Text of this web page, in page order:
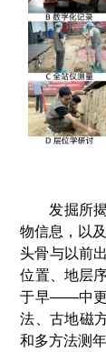
发掘所
物信息，以
头骨与以前
位置、地层
于早——中更
法、古地磁
和多方法测